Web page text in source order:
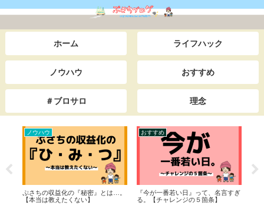
ホーム ライフハック
ノウハウ おすすめ
＃ブロサロ 理念
ノウハウ
ぷさちの収益化の『秘密』とは…。
【本当は教えたくない】
おすすめ
『今が一番若い日』って、名言すぎ
る。【チャレンジの５箇条】